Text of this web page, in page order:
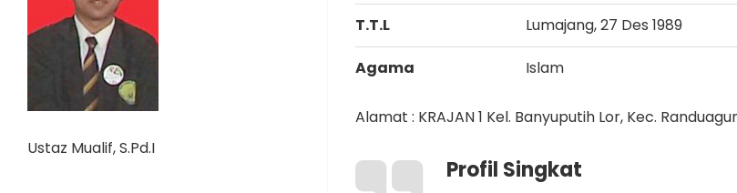
Ustaz Mualif, S.Pd.I
T.T.L Lumajang, 27 Des 1989
Agama Islam
Alamat : KRAJAN 1 Kel. Banyuputih Lor, Kec.
Profil Singkat